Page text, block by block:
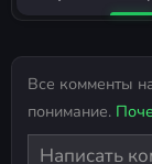
Все комменты
понимание.